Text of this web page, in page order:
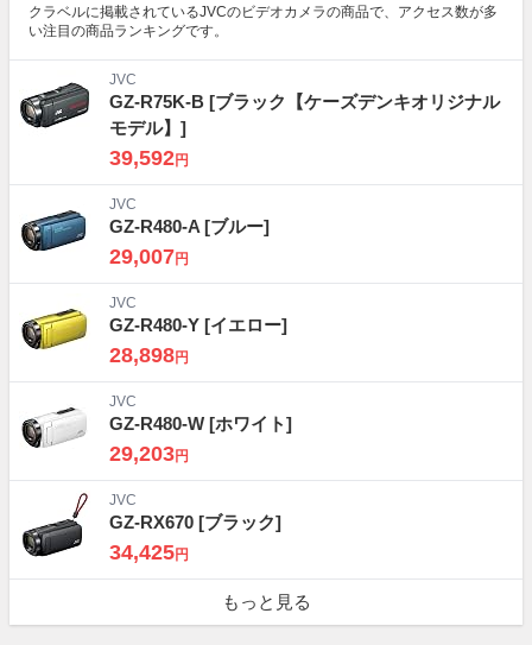
クラベルに掲載されているJVCのビデオカメラの商品で、アクセス数が多
い注目の商品ランキングです。
JVC
GZ-R75K-B [ブラック【ケーズデンキオリジナル
モデル】]
39,592円
JVC
GZ-R480-A [ブルー]
29,007円
JVC
GZ-R480-Y [イエロー]
28,898円
JVC
GZ-R480-W [ホワイト]
29,203円
JVC
GZ-RX670 [ブラック]
34,425円
もっと見る